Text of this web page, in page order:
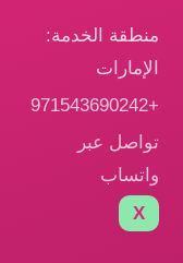
منطقة الخدمة:
الإمارات
+971543690242
تواصل عبر
واتساب
X